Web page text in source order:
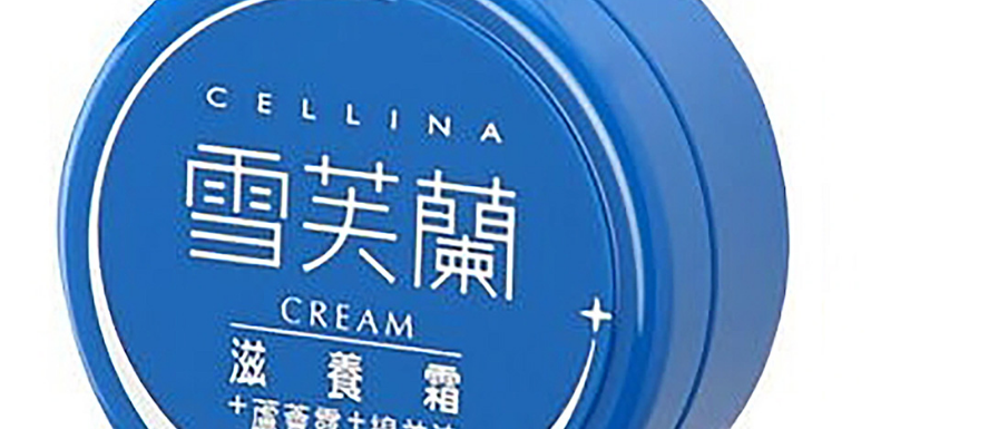
文者の氏名、電話番号、受取人の氏名、電話番号、受取人住所を含むが
これに限らない）は、AFTEEに渡され当サービスで必要な範囲内で利用
されます。AFTEEの個人情報の収集、処理、利用について、詳細は
AFTEE公式ホームページの『個人情報の収集、処理及び利用に関する声
明』をご参照ください（https://aftee.tw/privacypolicy/ ）。
AFTEEの初回ご利用の際に、審査を通過すれば、最高額がNT$10,000に
なります。支払い期限を過ぎた場合、その金額に基づいて年利20%の遅
延滞納金が加算されます。未成年の利用者は、事前に法定代理人または
後見人の同意を得ればAFTEEをご利用いただけます。
個人情報の処理、利用について疑問がある、または関連する法律の権利
を行使したい場合は、ネットプロテクションズ
cs_tw@netprotections.co.jp
にご連絡ください。上記に示した個人情報
を、必要な購入注文書とあわせてAFTEEにご提供いただく、または
AFTEEにあなたの個人情報の収集、処理、利用を許可することににご同
意いただけない場合は、当サービスを選択しないでください。